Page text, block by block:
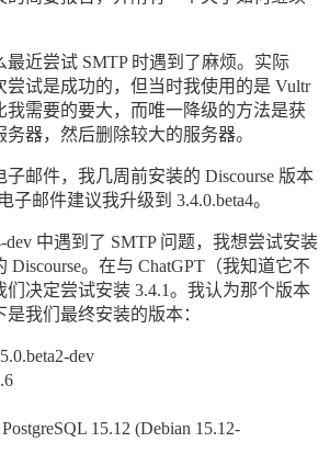
近尝试 SMTP 时遇到了麻烦。实际
尝试是成功的，但当时我使用的是 Vultr
我需要的要大，而唯一降级的方法是获
器，然后删除较大的服务器。
邮件，我几周前安装的 Discourse 版本
子邮件建议我升级到 3.4.0.beta4。
dev 中遇到了 SMTP 问题，我想尝试安装
Discourse。在与 ChatGPT（我知道它不
们决定尝试安装 3.4.1。我认为那个版本
我们最终安装的版本：
dev
15.12 (Debian 15.12-